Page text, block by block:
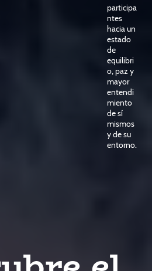
participa
ntes
hacia un
estado
de
equilibri
o, paz y
mayor
entendi
miento
de sí
mismos
y de su
entorno.